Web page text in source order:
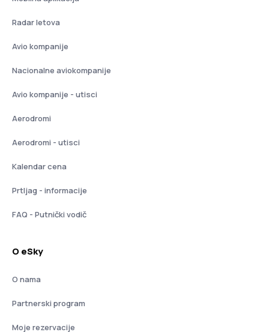
Radar letova
Avio kompanije
Nacionalne aviokompanije
Avio kompanije - utisci
Aerodromi
Aerodromi - utisci
Kalendar cena
Prtljag - informacije
FAQ - Putnički vodič
O eSky
O nama
Partnerski program
Moje rezervacije